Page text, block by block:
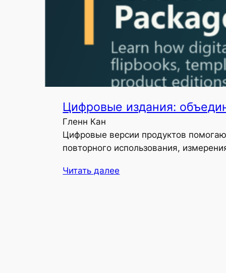
Цифровые издания:
Гленн Кан
Цифровые версии продуктов
повторного использования,
Читать далее